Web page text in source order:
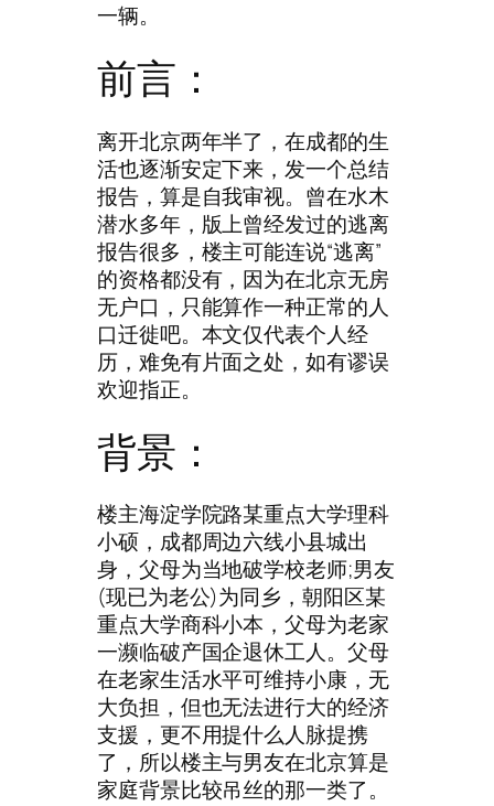
一辆。
前言：
离开北京两年半了，在成都的生
活也逐渐安定下来，发一个总结
报告，算是自我审视。曾在水木
潜水多年，版上曾经发过的逃离
报告很多，楼主可能连说“逃离”
的资格都没有，因为在北京无房
无户口，只能算作一种正常的人
口迁徙吧。本文仅代表个人经
历，难免有片面之处，如有谬误
欢迎指正。
背景：
楼主海淀学院路某重点大学理科
小硕，成都周边六线小县城出
身，父母为当地破学校老师;男友
(现已为老公)为同乡，朝阳区某
重点大学商科小本，父母为老家
一濒临破产国企退休工人。父母
在老家生活水平可维持小康，无
大负担，但也无法进行大的经济
支援，更不用提什么人脉提携
了，所以楼主与男友在北京算是
家庭背景比较吊丝的那一类了。